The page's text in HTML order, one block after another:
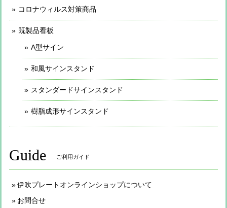
コロナウィルス対策商品
既製品看板
A型サイン
和風サインスタンド
スタンダードサインスタンド
樹脂成形サインスタンド
Guide ご利用ガイド
伊吹プレートオンラインショップについて
お問合せ